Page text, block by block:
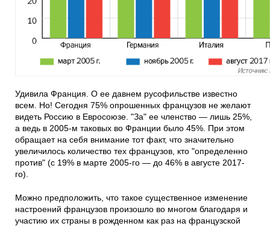
Удивила Франция. О ее давнем русофильстве известно
всем. Но! Сегодня 75% опрошенных французов не желают
видеть Россию в Евросоюзе. "За" ее членство — лишь 25%,
а ведь в 2005-м таковых во Франции было 45%. При этом
обращает на себя внимание тот факт, что значительно
увеличилось количество тех французов, кто "определенно
против" (с 19% в марте 2005-го — до 46% в августе 2017-
го).
Можно предположить, что такое существенное изменение
настроений французов произошло во многом благодаря и
участию их страны в рожденном как раз на французской